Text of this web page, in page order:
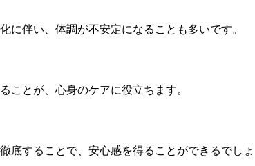
に伴い、体調が不安定になることも多いです。
ことが、心身のケアに役立ちます。
底することで、安心感を得ることができるでしょ